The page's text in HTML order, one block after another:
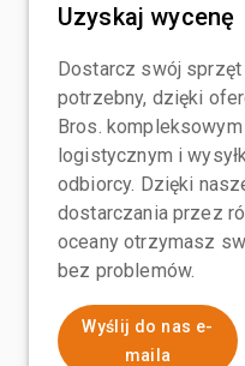
Uzyskaj wycenę
Dostarcz swój
potrzebny, dzięki
Bros.
logistycznym i
odbiorcy. Dzięki
dostarczania przez
oceany otrzymasz
bez problemów.
Wyślij do nas e-
maila